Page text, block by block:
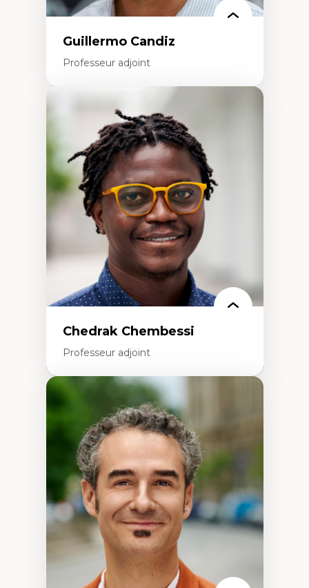
Guillermo Candiz
Professeur adjoint
Expertises
Trajectoires migratoires
Migrations forcées
Études des frontières; Enjeux géopolitiques
des migrations
Politiques migratoires
Réfugiés
Demandeurs d’asile
Migrations irrégulières
Migrations temporaires
Migration et changement climatique
Migration et développement
Chedrak Chembessi
Professeur adjoint
Économie circulaire
Modèles d’affaires durables
Histoire des faits économiques
Gestion durable des ressources naturelles
Écologie industrielle
Aménagement durable du territoire
Développement régional
Coopératives
Télétravail en milieu rural francophone
Transition socio-écologique